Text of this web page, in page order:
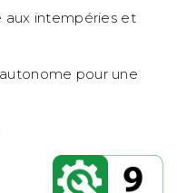
aux intempéries et
pour une